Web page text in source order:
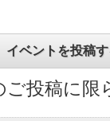
イベントを投稿
ご投稿に限